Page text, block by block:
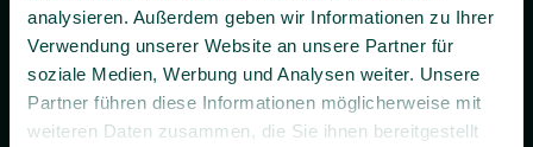
analysieren. Außerdem geben wir Informationen zu Ihrer
Verwendung unserer Website an unsere Partner für
soziale Medien, Werbung und Analysen weiter. Unsere
Partner führen diese Informationen möglicherweise mit
weiteren Daten zusammen, die Sie ihnen bereitgestellt